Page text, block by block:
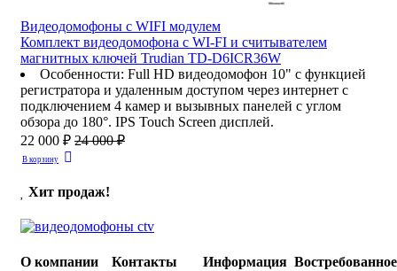
Видеодомофоны c WIFI модулем
Комплект видеодомофона с WI-FI и считывателем
магнитных ключей Trudian TD-D6ICR36W
Особенности: Full HD видеодомофон 10" с функцией
регистратора и удаленным доступом через интернет с
подключением 4 камер и вызывных панелей с углом
обзора до 180°. IPS Touch Screen дисплей.
22 000 ₽ 24 000 ₽
В корзину
Хит продаж!
О компании Контакты Информация Востребованное